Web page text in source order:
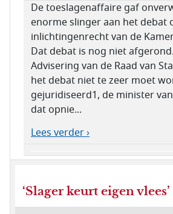
De toeslagenaffaire gaf
enorme slinger aan het debat
inlichtingenrecht van de
Dat debat is nog niet
Advisering van de Raad van
het debat niet te zeer moet
gejuridiseerd1, de minister
dat opnie...
Lees verder ›
‘Slager keurt eigen vlees’